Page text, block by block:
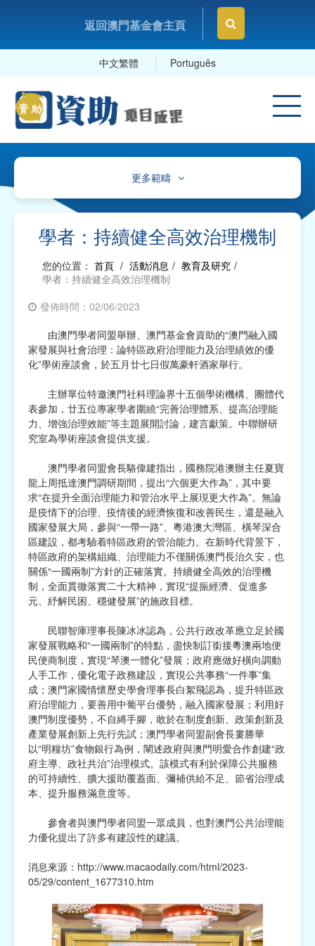
返回澳門基金會主頁
中文繁體 Português
更多範疇
文化、體育及康樂
教育及研究
衛生
社會服務
工商及專業社團、工會
宗教
慈善中介及志願活動推廣
公民社團及同鄉會
國際
學者：持續健全高效治理機制
您的位置： 首頁 / 活動消息 / 教育及研究 /
學者：持續健全高效治理機制
發佈時間：02/06/2023
由澳門學者同盟舉辦、澳門基金會資助的“澳門融入國
家發展與社會治理：論特區政府治理能力及治理績效的優
化”學術座談會，於五月廿七日假萬豪軒酒家舉行。
主辦單位特邀澳門社科理論界十五個學術機構、團體代
表參加，廿五位專家學者圍繞“完善治理體系、提高治理能
力、增強治理效能”等主題展開討論，建言獻策。中聯辦研
究室為學術座談會提供支援。
澳門學者同盟會長駱偉建指出，國務院港澳辦主任夏寶
龍上周抵達澳門調研期間，提出“六個更大作為”，其中要
求“在提升全面治理能力和管治水平上展現更大作為”。無論
是疫情下的治理、疫情後的經濟恢復和改善民生，還是融入
國家發展大局，參與“一帶一路”、粵港澳大灣區、橫琴深合
區建設，都考驗着特區政府的管治能力。在新時代背景下，
特區政府的架構組織、治理能力不僅關係澳門長治久安，也
關係“一國兩制”方針的正確落實。持續健全高效的治理機
制，全面貫徹落實二十大精神，實現“提振經濟、促進多
元、紓解民困、穩健發展”的施政目標。
民聯智庫理事長陳冰冰認為，公共行政改革應立足於國
家發展戰略和“一國兩制”的特點，盡快制訂銜接粵澳兩地便
民便商制度，實現“琴澳一體化”發展；政府應做好橫向調動
人手工作，優化電子政務建設，實現公共事務“一件事”集
成； 澳門家國情懷歷史學會理事長白絮飛認為，提升特區政
府治理能力，要善用中葡平台優勢，融入國家發展；利用好
澳門制度優勢，不自縛手腳，敢於在制度創新、政策創新及
產業發展創新上先行先試； 澳門學者同盟副會長婁勝華
以“明糧坊”食物銀行為例，闡述政府與澳門明愛合作創建“政
府主導、政社共治”治理模式。該模式有利於保障公共服務
的可持續性、擴大援助覆蓋面、彌補供給不足、節省治理成
本、提升服務滿意度等。
參會者與澳門學者同盟一眾成員，也對澳門公共治理能
力優化提出了許多有建設性的建議。
消息來源： http://www.macaodaily.com/html/2023-
05/29/content_1677310.htm